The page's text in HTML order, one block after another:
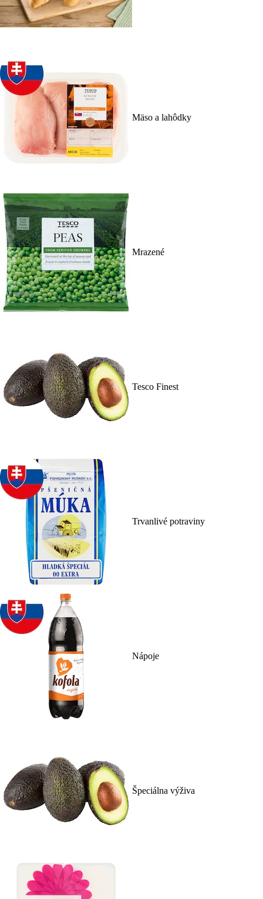
Mäso a lahôdky
Mrazené
Tesco Finest
Trvanlivé potraviny
Nápoje
Špeciálna výživa